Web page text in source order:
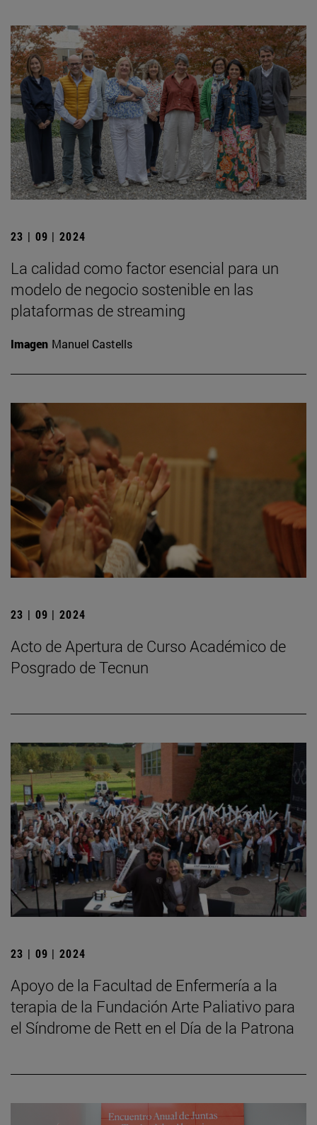
23 | 09 | 2024
La calidad como factor esencial para un
modelo de negocio sostenible en las
plataformas de streaming
Imagen Manuel Castells
23 | 09 | 2024
Acto de Apertura de Curso Académico de
Posgrado de Tecnun
23 | 09 | 2024
Apoyo de la Facultad de Enfermería a la
terapia de la Fundación Arte Paliativo para
el Síndrome de Rett en el Día de la Patrona